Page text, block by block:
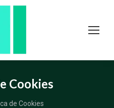
Cookies
de Cookies